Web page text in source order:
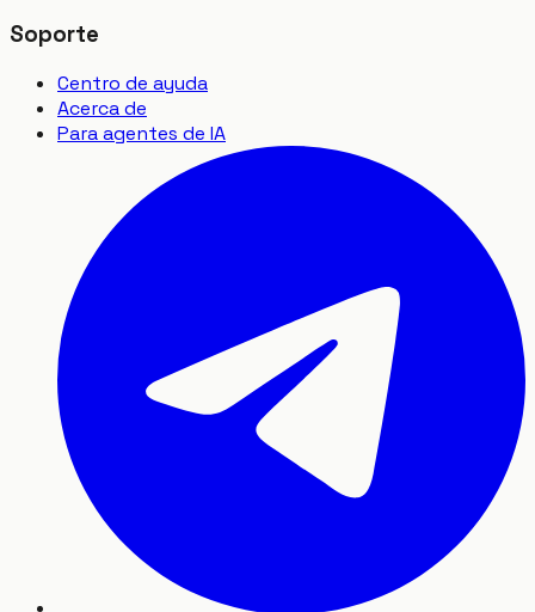
Soporte
Centro de ayuda
Acerca de
Para agentes de IA